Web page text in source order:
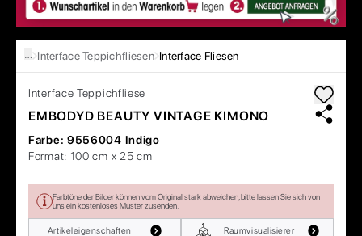
… Interface Teppichfliesen Interface Fliesen
Interface Teppichfliese
EMBODYD BEAUTY VINTAGE KIMONO
Farbe: 9556004 Indigo
Format: 100 cm x 25 cm
Farbtöne der Bilder können vom Original stark abweichen, bitte lassen Sie sich von
uns ein kostenloses Muster zusenden.
Artikeleigenschaften Raumvisualisierer